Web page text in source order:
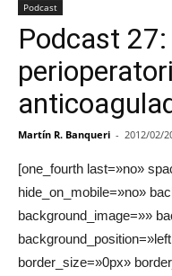
Podcast
Podcast
Martín R. Banqueri - 2012/02/
[one_fourth last=»no»
hide_on_mobile=»no»
background_image=»»
border_size=»0px»